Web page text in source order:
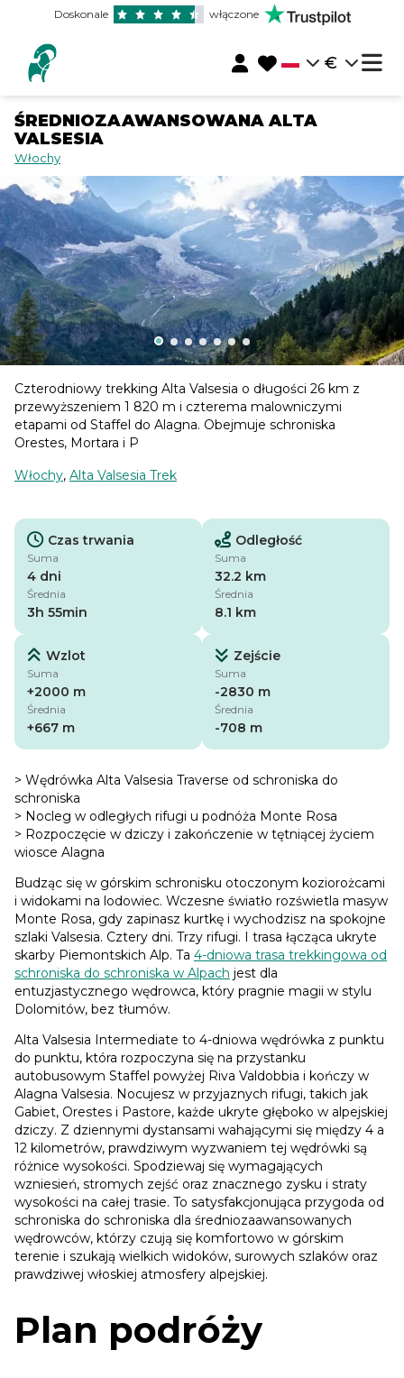
Doskonale włączone
€
ŚREDNIOZAAWANSOWANA ALTA
VALSESIA
Włochy
Czterodniowy trekking Alta Valsesia o długości 26 km z
przewyższeniem 1 820 m i czterema malowniczymi
etapami od Staffel do Alagna. Obejmuje schroniska
Orestes, Mortara i P
Włochy, Alta Valsesia Trek
Czas trwania
Suma
4 dni
Średnia
3h 55min
Odległość
Suma
32.2 km
Średnia
8.1 km
Wzlot
Suma
+2000 m
Średnia
+667 m
Zejście
Suma
-2830 m
Średnia
-708 m
> Wędrówka Alta Valsesia Traverse od schroniska do
schroniska
> Nocleg w odległych rifugi u podnóża Monte Rosa
> Rozpoczęcie w dziczy i zakończenie w tętniącej życiem
wiosce Alagna
Budząc się w górskim schronisku otoczonym koziorożcami
i widokami na lodowiec. Wczesne światło rozświetla masyw
Monte Rosa, gdy zapinasz kurtkę i wychodzisz na spokojne
szlaki Valsesia. Cztery dni. Trzy rifugi. I trasa łącząca ukryte
skarby Piemontskich Alp. Ta 4-dniowa trasa trekkingowa od
schroniska do schroniska w Alpach jest dla
entuzjastycznego wędrowca, który pragnie magii w stylu
Dolomitów, bez tłumów.
Alta Valsesia Intermediate to 4-dniowa wędrówka z punktu
do punktu, która rozpoczyna się na przystanku
autobusowym Staffel powyżej Riva Valdobbia i kończy w
Alagna Valsesia. Nocujesz w przyjaznych rifugi, takich jak
Gabiet, Orestes i Pastore, każde ukryte głęboko w alpejskiej
dziczy. Z dziennymi dystansami wahającymi się między 4 a
12 kilometrów, prawdziwym wyzwaniem tej wędrówki są
różnice wysokości. Spodziewaj się wymagających
wzniesień, stromych zejść oraz znacznego zysku i straty
wysokości na całej trasie. To satysfakcjonująca przygoda od
schroniska do schroniska dla średniozaawansowanych
wędrowców, którzy czują się komfortowo w górskim
terenie i szukają wielkich widoków, surowych szlaków oraz
prawdziwej włoskiej atmosfery alpejskiej.
Plan podróży